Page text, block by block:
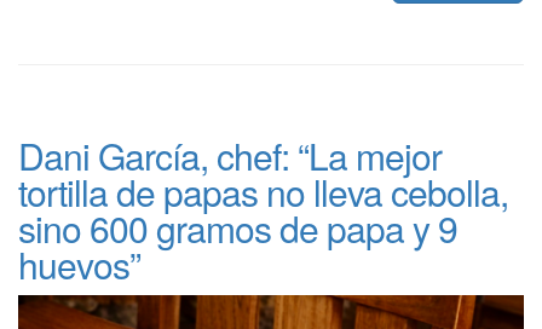
Dani García, chef: “La mejor
tortilla de papas no lleva cebolla,
sino 600 gramos de papa y 9
huevos”